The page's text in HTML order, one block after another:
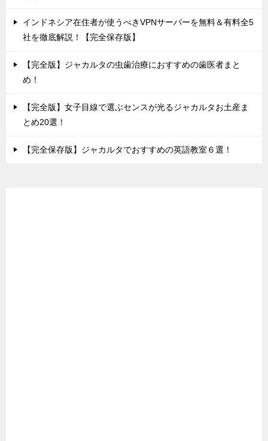
インドネシア在住者が使うべきVPNサーバーを無料＆有料全5
社を徹底解説！【完全保存版】
【完全版】ジャカルタの虫歯治療におすすめの歯医者まと
め！
【完全版】女子目線で選ぶセンスが光るジャカルタお土産ま
とめ20選！
【完全保存版】ジャカルタでおすすめの英語教室６選！